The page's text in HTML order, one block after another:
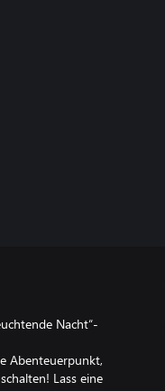
Nacht“-
Abenteuerpunkt,
Lass eine